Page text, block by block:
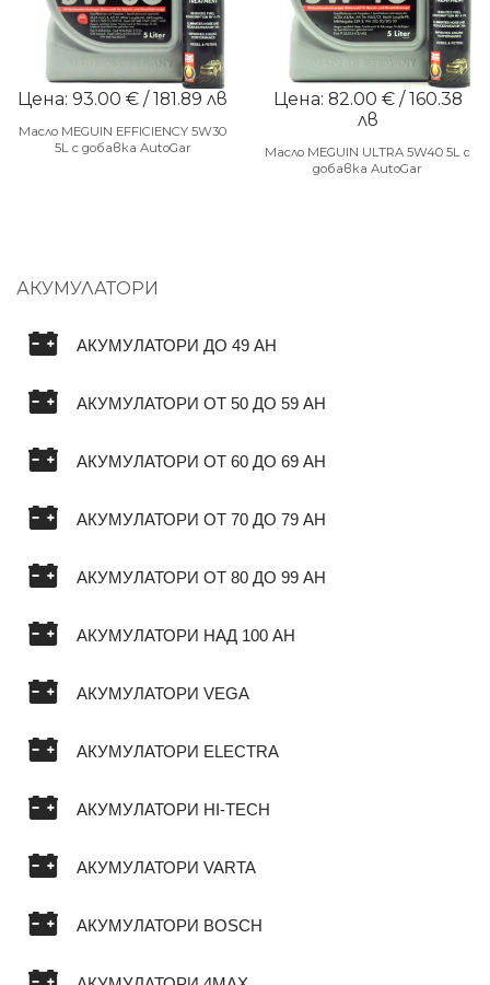
Цена: 93.00 € / 181.89 лв
Масло MEGUIN EFFICIENCY 5W30
5L с добавка AutoGar
Цена: 82.00 € / 160.38
лв
Масло MEGUIN ULTRA 5W40 5L с
добавка AutoGar
АКУМУЛАТОРИ
АКУМУЛАТОРИ ДО 49 AH
АКУМУЛАТОРИ ОТ 50 ДО 59 AH
АКУМУЛАТОРИ ОТ 60 ДО 69 AH
АКУМУЛАТОРИ ОТ 70 ДО 79 AH
АКУМУЛАТОРИ ОТ 80 ДО 99 AH
АКУМУЛАТОРИ НАД 100 AH
АКУМУЛАТОРИ VEGA
АКУМУЛАТОРИ ELECTRA
АКУМУЛАТОРИ HI-TECH
АКУМУЛАТОРИ VARTA
АКУМУЛАТОРИ BOSCH